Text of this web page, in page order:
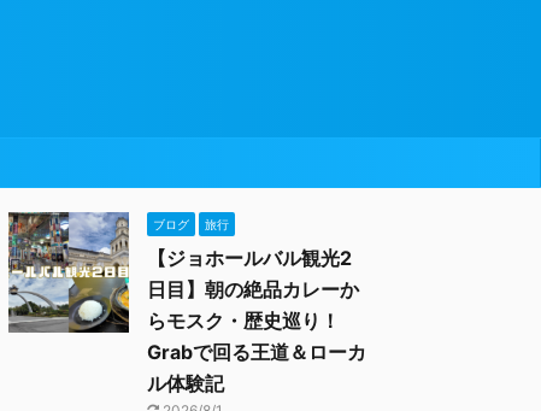
ブログ 旅行
【ジョホールバル観光2
日目】朝の絶品カレーか
らモスク・歴史巡り！
Grabで回る王道＆ローカ
ル体験記